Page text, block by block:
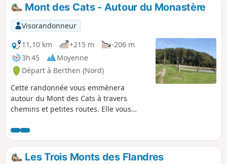
Mont des Cats - Autour du Monastère
Visorandonneur
11,10 km
+215 m
-206 m
3h 45
Moyenne
Départ à Berthen (Nord)
Cette randonnée vous emmènera
autour du Mont des Cats à travers
chemins et petites routes. Elle vous
chapelles, son patrimoine et son léger
dénivelé.
Les Trois Monts des Flandres